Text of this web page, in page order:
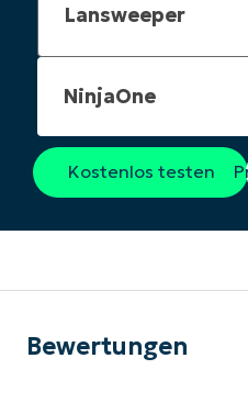
NinjaOne
Kostenlos testen
Bewertungen